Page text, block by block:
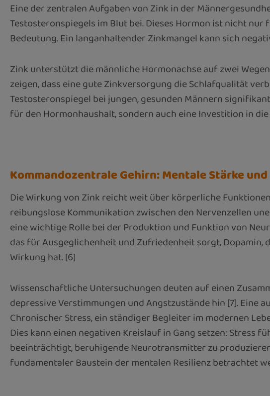
Eine der zentralen Aufgaben von Zink in der
Testosteronspiegels im Blut bei. Dieses Hormon ist nicht
Bedeutung. Ein langanhaltender Zinkmangel kann sich
Zink unterstützt die männliche Hormonachse auf zwei
zeigen, dass eine gute Zinkversorgung die Schlafqualität
Testosteronspiegel bei jungen, gesunden Männern
für den Hormonhaushalt, sondern auch eine Investition in
Kommandozentrale Gehirn: Mentale Stärke
Die Wirkung von Zink reicht weit über körperliche
reibungslose Kommunikation zwischen den Nervenzellen
eine wichtige Rolle bei der Produktion und Funktion von
das für Ausgeglichenheit und Zufriedenheit sorgt, Dopamin,
Wirkung hat. [6]
Wissenschaftliche Untersuchungen deuten auf einen
depressive Verstimmungen und Angstzustände hin [7].
Chronischer Stress, ein ständiger Begleiter im modernen
Dies kann einen negativen Kreislauf in Gang setzen: Stress
beeinträchtigt, beruhigende Neurotransmitter zu
fundamentaler Baustein der mentalen Resilienz betrachtet